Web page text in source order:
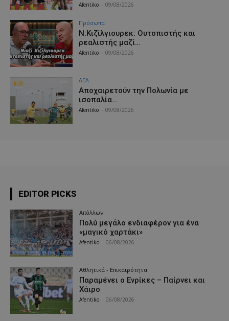
Afentiko 09/08/2026
Πρόσωπα
Ν.Κιζίλγιουρεκ: Ουτοπιστής και
ρεαλιστής μαζί…
Afentiko 09/08/2026
ΑΕΛ
Aποχαιρετούν την Πολωνία με
ισοπαλία…
Afentiko 09/08/2026
EDITOR PICKS
Απόλλων
Πολύ μεγάλο ενδιαφέρον για ένα
«μαγικό χαρτάκι»
Afentiko 06/08/2026
Αθλητικά - Επικαιρότητα
Παραμένει ο Ενρίκες – Παίρνει και
Χάιρο
Afentiko 06/08/2026